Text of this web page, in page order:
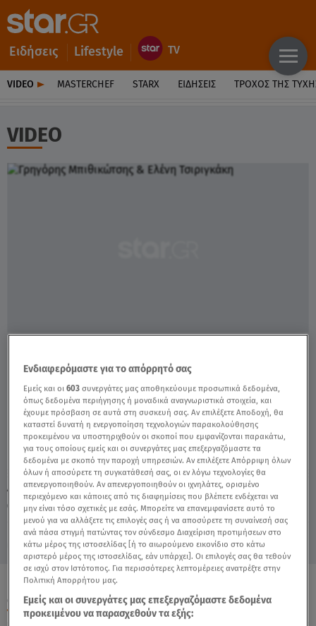
Ειδήσεις Lifestyle
VIDEO MASTERCHEF STARX ΕΙΔΉΣΕΙΣ ΤΡΟΧΌΣ ΤΗΣ
VIDEO
Δευτέρα 10 Αυγούστου 2026
24.11.20, 18:25 CELEBRITIES & GOSSIP ΝΕΑ
Γάμο Του λόγω Covid-19 - Video
ΟΛΑ ΤΑ ΒΙΝΤΕΟ
Ενδιαφερόμαστε για το απόρρητό σας
Εμείς και οι603 συνεργάτες μας αποθηκεύουμε προσωπικά δεδομένα,
όπως δεδομένα περιήγησης ή μοναδικά αναγνωριστικά στοιχεία, και
έχουμε πρόσβαση σε αυτά στη συσκευή σας. Αν επιλέξετε Αποδοχή, θα
καταστεί δυνατή η ενεργοποίηση τεχνολογιών παρακολούθησης
προκειμένου να υποστηριχθούν οι σκοποί που εμφανίζονται παρακάτω,
για τους οποίους εμείς και οι συνεργάτες μας επεξεργαζόμαστε τα
δεδομένα με σκοπό την παροχή υπηρεσιών. Αν επιλέξετε Απόρριψη όλων
όλων ή αποσύρετε τη συγκατάθεσή σας, οι εν λόγω τεχνολογίες θα
απενεργοποιηθούν. Αν απενεργοποιηθούν οι ιχνηλάτες, ορισμένο
περιεχόμενο και κάποιες από τις διαφημίσεις που βλέπετε ενδέχεται να
μην είναι τόσο σχετικές με εσάς. Μπορείτε να επανεμφανίσετε αυτό το
μενού για να αλλάξετε τις επιλογές σας ή να αποσύρετε τη συναίνεσή σας
ανά πάσα στιγμή πατώντας τον σύνδεσμο Διαχείριση προτιμήσεων στο
κάτω μέρος της ιστοσελίδας [ή το αιωρούμενο εικονίδιο στο κάτω
αριστερό μέρος της ιστοσελίδας, εάν υπάρχει]. Οι επιλογές σας θα τεθούν
σε ισχύ στον Ιστότοπος. Για περισσότερες λεπτομέρειες ανατρέξτε στην
Πολιτική Απορρήτου μας.
Εμείς και οι συνεργάτες μας επεξεργαζόμαστε δεδομένα
προκειμένου να παρασχεθούν τα εξής: